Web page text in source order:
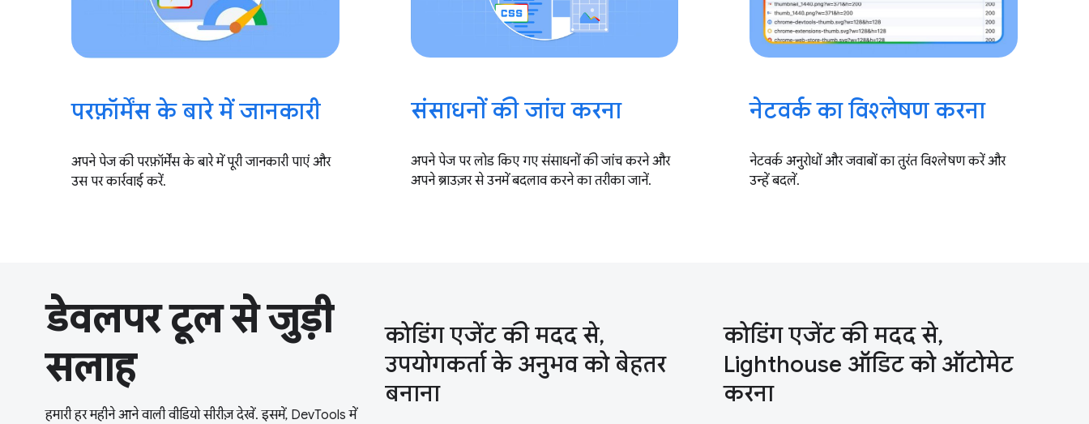
परफ़ॉर्मेंस के बारे में जानकारी
अपने पेज की परफ़ॉर्मेंस के बारे में पूरी जानकारी पाएं और
उस पर कार्रवाई करें.
संसाधनों की जांच करना
अपने पेज पर लोड किए गए संसाधनों की जांच करने और
अपने ब्राउज़र से उनमें बदलाव करने का तरीका जानें.
नेटवर्क का विश्लेषण करना
नेटवर्क अनुरोधों और जवाबों का तुरंत विश्लेषण करें और
उन्हें बदलें.
डेवलपर टूल से जुड़ी
सलाह
हमारी हर महीने आने वाली वीडियो सीरीज़ देखें. इसमें, DevTools में
कोडिंग एजेंट की मदद से,
उपयोगकर्ता के अनुभव को बेहतर
बनाना
कोडिंग एजेंट की मदद से,
Lighthouse ऑडिट को ऑटोमेट
करना